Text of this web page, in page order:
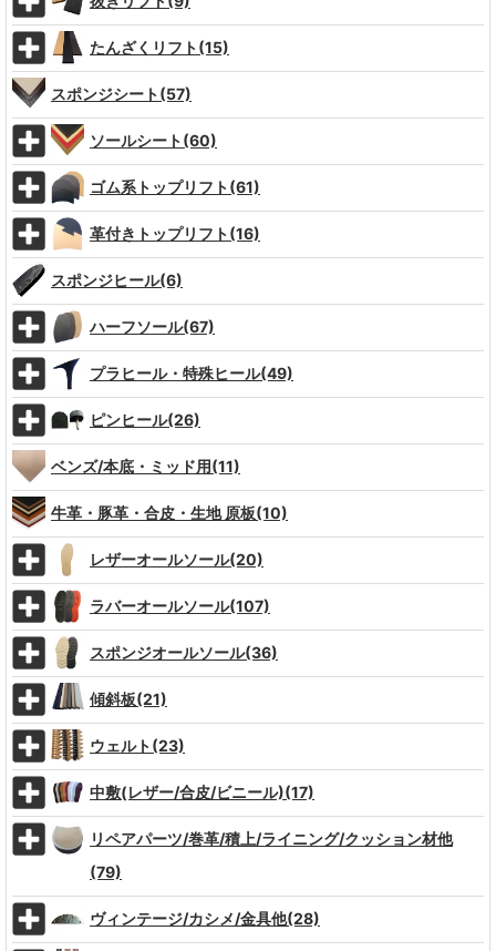
たんざくリフト(15)
スポンジシート(57)
ソールシート(60)
ゴム系トップリフト(61)
革付きトップリフト(16)
スポンジヒール(6)
ハーフソール(67)
プラヒール・特殊ヒール(49)
ピンヒール(26)
ベンズ/本底・ミッド用(11)
牛革・豚革・合皮・生地 原板(10)
レザーオールソール(20)
ラバーオールソール(107)
スポンジオールソール(36)
傾斜板(21)
ウェルト(23)
中敷(レザー/合皮/ビニール)(17)
リペアパーツ/巻革/積上/ライニング/クッション材他
(79)
ヴィンテージ/カシメ/金具他(28)